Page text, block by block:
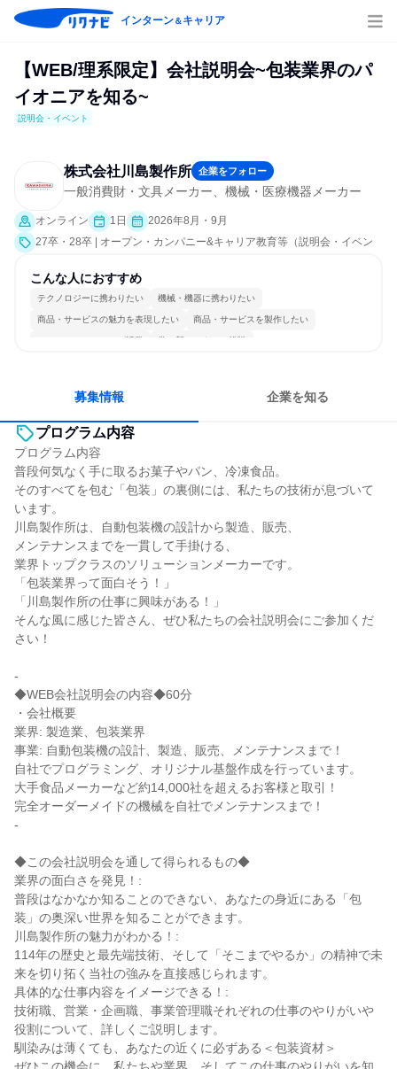
インターン＆キャリア
【WEB/理系限定】会社説明会~包装業界のパ
イオニアを知る~
説明会・イベント
株式会社川島製作所 企業をフォロー
一般消費財・文具メーカー、機械・医療機器メーカー
オンライン 1日
2026年8月・9月
27卒・28卒 | オープン・カンパニー&キャリア教育等（説明会・イベン
こんな人におすすめ
テクノロジーに携わりたい 機械・機器に携わりたい
商品・サービスの魅力を表現したい 商品・サービスを製作したい
コミュニケーションが活発 常に新しいものに挑戦
募集情報 企業を知る
プログラム内容
プログラム内容
普段何気なく手に取るお菓子やパン、冷凍食品。
そのすべてを包む「包装」の裏側には、私たちの技術が息づいて
います。
川島製作所は、自動包装機の設計から製造、販売、
メンテナンスまでを一貫して手掛ける、
業界トップクラスのソリューションメーカーです。
「包装業界って面白そう！」
「川島製作所の仕事に興味がある！」
そんな風に感じた皆さん、ぜひ私たちの会社説明会にご参加くだ
さい！
-
◆WEB会社説明会の内容◆60分
・会社概要
業界: 製造業、包装業界
事業: 自動包装機の設計、製造、販売、メンテナンスまで！
自社でプログラミング、オリジナル基盤作成を行っています。
大手食品メーカーなど約14,000社を超えるお客様と取引！
完全オーダーメイドの機械を自社でメンテナンスまで！
-
◆この会社説明会を通して得られるもの◆
業界の面白さを発見！:
普段はなかなか知ることのできない、あなたの身近にある「包
装」の奥深い世界を知ることができます。
川島製作所の魅力がわかる！:
114年の歴史と最先端技術、そして「そこまでやるか」の精神で未
来を切り拓く当社の強みを直接感じられます。
具体的な仕事内容をイメージできる！:
技術職、営業・企画職、事業管理職それぞれの仕事のやりがいや
役割について、詳しくご説明します。
馴染みは薄くても、あなたの近くに必ずある＜包装資材＞